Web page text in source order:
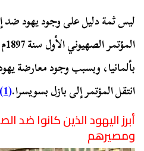
ليس ثمة دليل على وجود يهود
بألمانيا، وبسبب وجود معارضة
انتقل المؤتمر إلى بازل بسويسرا.(1)
أبرز اليهود الذين كانوا ضد
ومصيرهم